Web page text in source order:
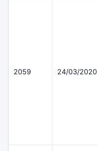
2059 24/03/2020